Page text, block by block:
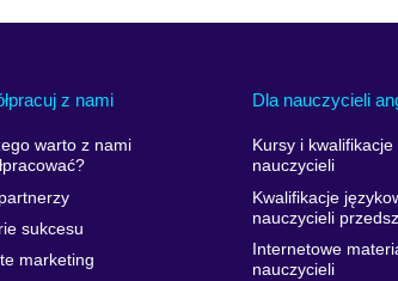
z nami
warto z nami
sukcesu
marketing
Dla nauczycieli
Kursy i
nauczycieli
Kwalifikacje
nauczycieli
Internetowe
nauczycieli